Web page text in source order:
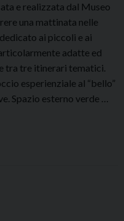
e realizzata dal Museo
una mattinata nelle
ai piccoli e ai
adatte ed
tra tre itinerari tematici.
esperienziale al “bello”
Spazio esterno verde …